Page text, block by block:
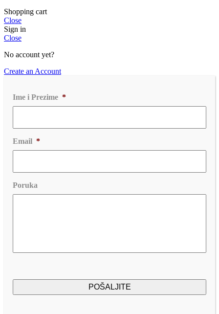
Shopping cart
Close
Sign in
Close
No account yet?
Create an Account
Ime i Prezime *
Email *
Poruka